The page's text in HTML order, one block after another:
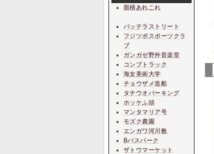
面積あれこれ
バッテラストリート
フジツボスポーツクラ
ブ
ガンガゼ野外音楽堂
コンブトラック
海女美術大学
チョウザメ造船
タチウオパーキング
ホッケふ頭
マンタマリア号
モズク農園
エンガワ河川敷
Bバスパーク
ザトウマーケット